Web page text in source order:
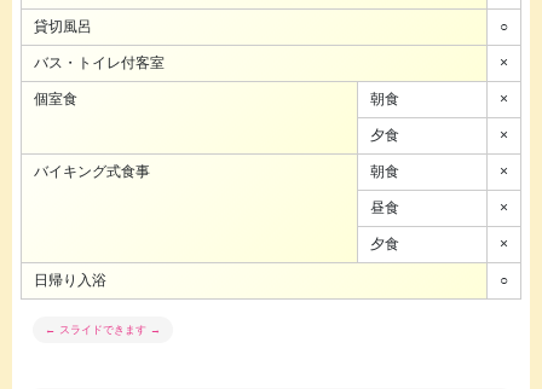
貸切風呂 ○
バス・トイレ付客室 ×
個室食 朝食 ×
夕食 ×
バイキング式食事 朝食 ×
昼食 ×
夕食 ×
日帰り入浴 ○